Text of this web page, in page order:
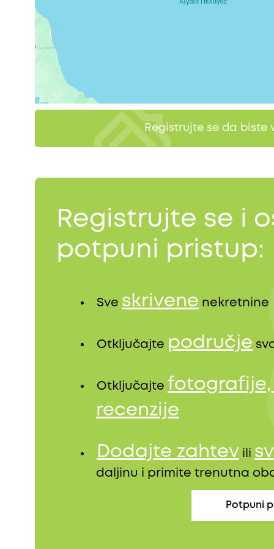
Registrujte se da
Registrujte se i
potpuni pristup:
Sve skrivene nekretnine
Otključajte područje
Otključajte fotografije,
recenzije
Dodajte zahtev ili
daljinu i primite trenutna
Potpuni